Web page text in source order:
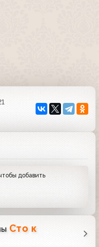
чтобы добавить
Сто к